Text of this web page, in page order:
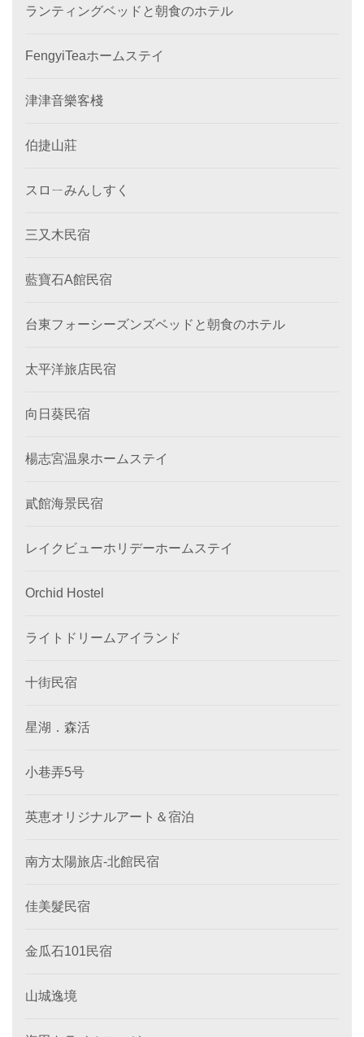
ランティングベッドと朝食のホテル
FengyiTeaホームステイ
津津音樂客棧
伯捷山莊
スロㄧみんしすく
三又木民宿
藍寶石A館民宿
台東フォーシーズンズベッドと朝食のホテル
太平洋旅店民宿
向日葵民宿
楊志宮温泉ホームステイ
貳館海景民宿
レイクビューホリデーホームステイ
Orchid Hostel
ライトドリームアイランド
十街民宿
星湖．森活
小巷弄5号
英恵オリジナルアート＆宿泊
南方太陽旅店-北館民宿
佳美髮民宿
金瓜石101民宿
山城逸境